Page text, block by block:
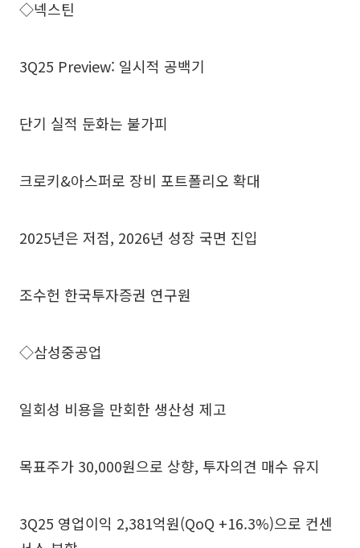
◇넥스틴
3Q25 Preview: 일시적 공백기
단기 실적 둔화는 불가피
크로키&아스퍼로 장비 포트폴리오 확대
2025년은 저점, 2026년 성장 국면 진입
조수헌 한국투자증권 연구원
◇삼성중공업
일회성 비용을 만회한 생산성 제고
목표주가 30,000원으로 상향, 투자의견 매수 유지
3Q25 영업이익 2,381억원(QoQ +16.3%)으로 컨센